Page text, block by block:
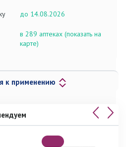
до 14.08.2026
в 289 аптеках (показать на
карте)
к применению